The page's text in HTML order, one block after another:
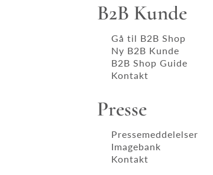
B2B Kunde
Gå til B2B Shop
Ny B2B Kunde
B2B Shop Guide
Kontakt
Presse
Pressemeddelelser
Imagebank
Kontakt